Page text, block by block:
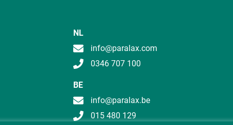
NL
info@paralax.com
0346 707 100
BE
info@paralax.be
015 480 129